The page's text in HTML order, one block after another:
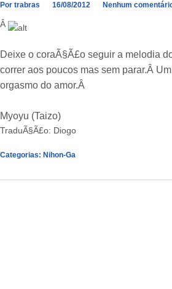
Por trabras 16/08/2012 Nenhum
Â
Deixe o coraÃ§Ã£o seguir a melodia
correr aos poucos mas sem parar.Â
orgasmo do amor.Â
Myoyu (Taizo)
TraduÃ§Ã£o: Diogo
Categorias: Nihon-Ga